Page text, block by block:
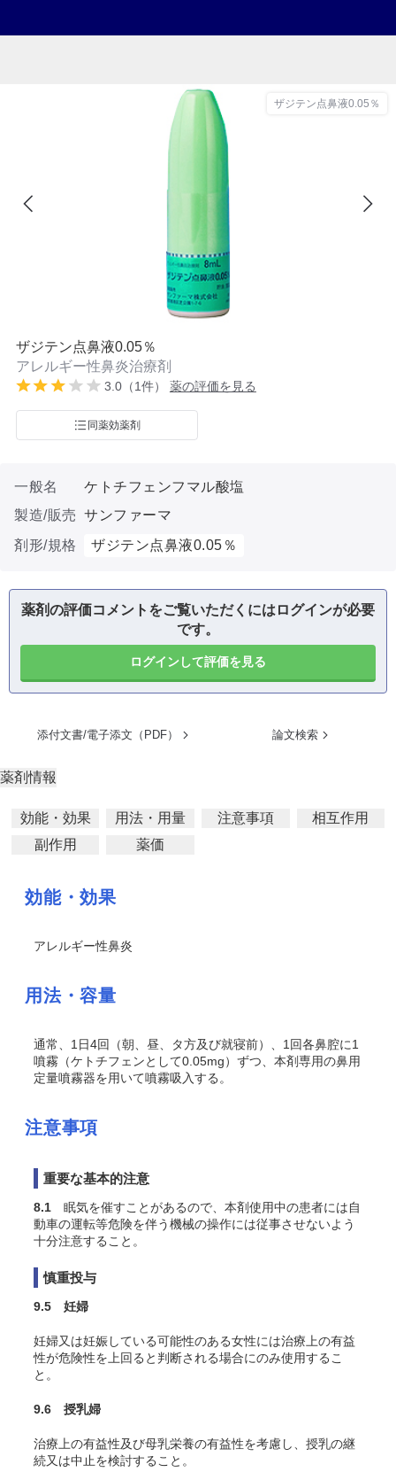
ザジテン点鼻液0.05％
ザジテン点鼻液0.05％
アレルギー性鼻炎治療剤
3.0（1件） 薬の評価を見る
同薬効薬剤
一般名
ケトチフェンフマル酸塩
製造/販売 サンファーマ
剤形/規格
ザジテン点鼻液0.05％
薬剤の評価コメントをご覧いただくにはログインが必要
です。
ログインして評価を見る
添付文書/電子添文（PDF） 論文検索
薬剤情報
効能・効果 用法・用量 注意事項
相互作用
副作用
薬価
効能・効果
アレルギー性鼻炎
用法・容量
通常、1日4回（朝、昼、タ方及び就寝前）、1回各鼻腔に1
噴霧（ケトチフェンとして0.05mg）ずつ、本剤専用の鼻用
定量噴霧器を用いて噴霧吸入する。
注意事項
重要な基本的注意
8.1 眠気を催すことがあるので、本剤使用中の患者には自
動車の運転等危険を伴う機械の操作には従事させないよう
十分注意すること。
慎重投与
9.5 妊婦
妊婦又は妊娠している可能性のある女性には治療上の有益
性が危険性を上回ると判断される場合にのみ使用するこ
と。
9.6 授乳婦
治療上の有益性及び母乳栄養の有益性を考慮し、授乳の継
続又は中止を検討すること。